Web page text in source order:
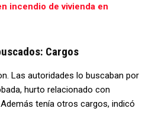
incendio de vivienda en
Cargos
Las autoridades lo buscaban por
hurto relacionado con
tenía otros cargos, indicó